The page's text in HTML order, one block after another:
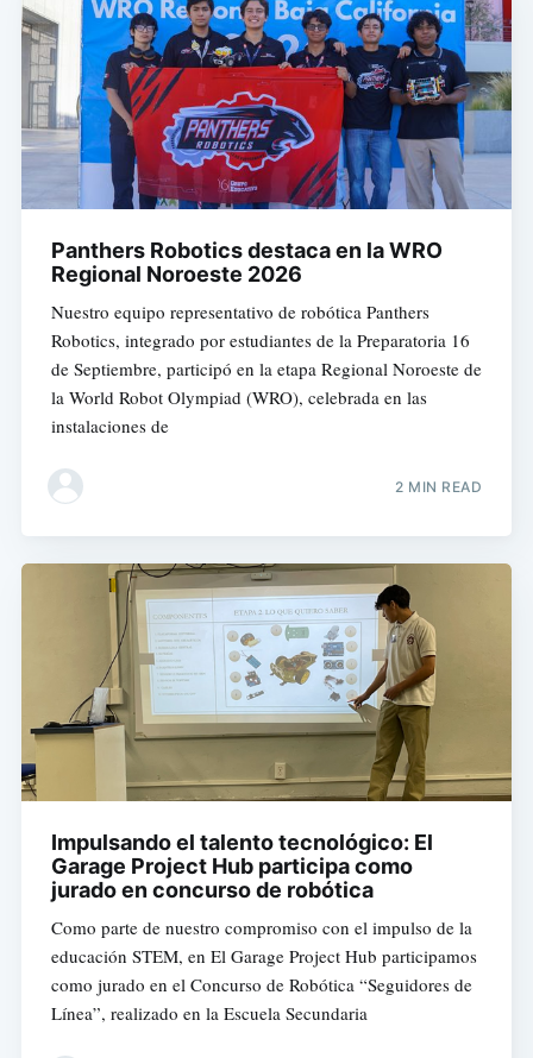
Panthers Robotics destaca en la WRO
Regional Noroeste 2026
Nuestro equipo representativo de robótica Panthers
Robotics, integrado por estudiantes de la Preparatoria 16
de Septiembre, participó en la etapa Regional Noroeste de
la World Robot Olympiad (WRO), celebrada en las
instalaciones de
2 MIN READ
Impulsando el talento tecnológico: El
Garage Project Hub participa como
jurado en concurso de robótica
Como parte de nuestro compromiso con el impulso de la
educación STEM, en El Garage Project Hub participamos
como jurado en el Concurso de Robótica “Seguidores de
Línea”, realizado en la Escuela Secundaria